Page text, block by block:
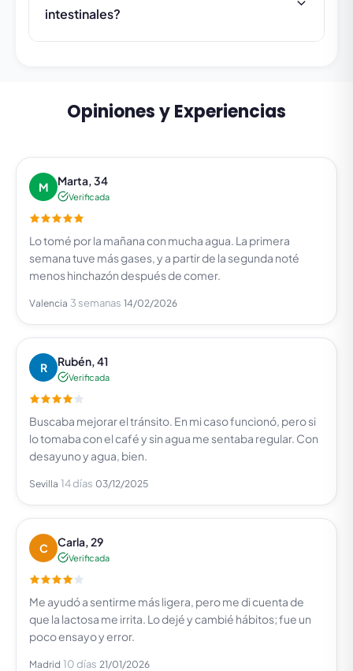
intestinales?
Opiniones y Experiencias
M Marta, 34
Verificada
Lo tomé por la mañana con mucha agua. La primera
semana tuve más gases, y a partir de la segunda noté
menos hinchazón después de comer.
Valencia 3 semanas 14/02/2026
R Rubén, 41
Verificada
Buscaba mejorar el tránsito. En mi caso funcionó, pero si
lo tomaba con el café y sin agua me sentaba regular. Con
desayuno y agua, bien.
Sevilla 14 días 03/12/2025
C Carla, 29
Verificada
Me ayudó a sentirme más ligera, pero me di cuenta de
que la lactosa me irrita. Lo dejé y cambié hábitos; fue un
poco ensayo y error.
Madrid 10 días 21/01/2026